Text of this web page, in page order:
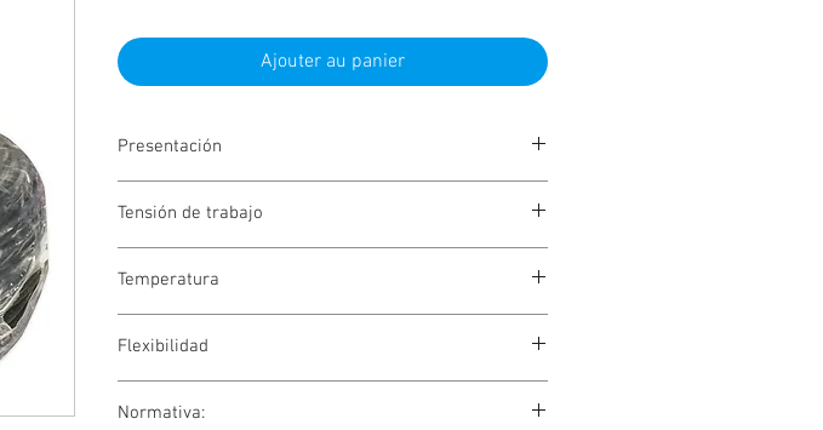
Ajouter au panier
Presentación
Tensión de trabajo
Temperatura
Flexibilidad
Clase 5
Normativa: